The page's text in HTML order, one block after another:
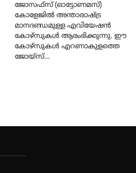
ജോസഫ്‌സ് (ഓട്ടോണമസ്)
കോളേജിൽ അന്താരാഷ്ട്ര
മാനദണ്ഡമുള്ള എവിയേഷൻ
കോഴ്സുകൾ ആരംഭിക്കുന്നു. ഈ
കോഴ്സുകൾ എറണാകുളത്തെ
ജോയ്‌സ്…